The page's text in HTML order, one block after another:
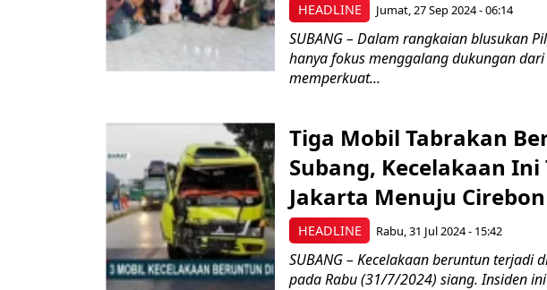
HEADLINE Jumat, 27 Sep 2024 - 06:14
SUBANG – Dalam rangkaian blusukan
hanya fokus menggalang dukungan
memperkuat...
HEADLINE
Tiga Mobil Tabrakan
Subang, Kecelakaan
Jakarta Menuju Cirebon
Rabu, 31 Jul 2024 - 15:42
SUBANG – Kecelakaan beruntun terjadi
pada Rabu (31/7/2024) siang. Insiden